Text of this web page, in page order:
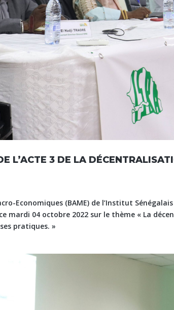
L’ACTE 3 DE LA
Economiques (BAME) de l’Institut
mardi 04 octobre 2022 sur le thème « La
pratiques. »